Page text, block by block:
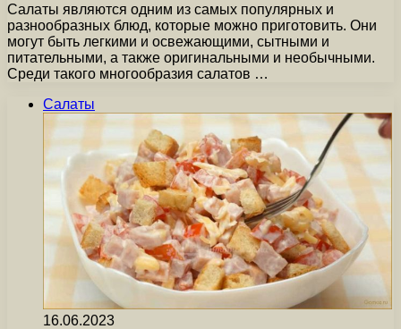
Салаты являются одним из самых популярных и
разнообразных блюд, которые можно приготовить. Они
могут быть легкими и освежающими, сытными и
питательными, а также оригинальными и необычными.
Среди такого многообразия салатов …
Салаты
16.06.2023